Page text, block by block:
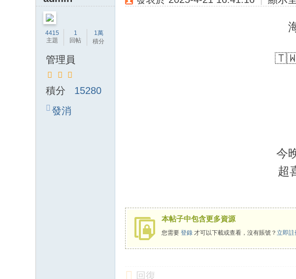
4415
主題
1
回帖
1萬
積分
管理員
積分
15280
發消
🇹🇼
今
超
本帖子中包含更多資源
您需要 登錄 才可以下載或查看，沒有賬號？ 立即註
回復